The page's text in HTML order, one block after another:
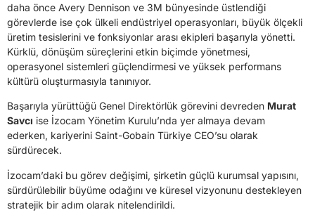
daha önce Avery Dennison ve 3M bünyesinde üstlendiği
görevlerde ise çok ülkeli endüstriyel operasyonları, büyük ölçekli
üretim tesislerini ve fonksiyonlar arası ekipleri başarıyla yönetti.
Kürklü, dönüşüm süreçlerini etkin biçimde yönetmesi,
operasyonel sistemleri güçlendirmesi ve yüksek performans
kültürü oluşturmasıyla tanınıyor.
Başarıyla yürüttüğü Genel Direktörlük görevini devreden Murat
Savcı ise İzocam Yönetim Kurulu’nda yer almaya devam
ederken, kariyerini Saint-Gobain Türkiye CEO’su olarak
sürdürecek.
İzocam’daki bu görev değişimi, şirketin güçlü kurumsal yapısını,
sürdürülebilir büyüme odağını ve küresel vizyonunu destekleyen
stratejik bir adım olarak nitelendirildi.